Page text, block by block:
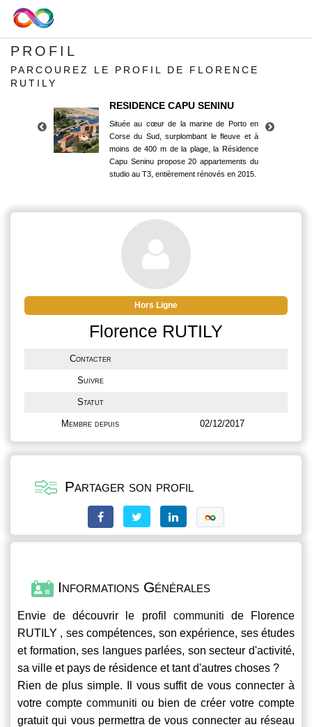
PROFIL
PARCOUREZ LE PROFIL DE FLORENCE
RUTILY
RESIDENCE CAPU SENINU
Située au cœur de la marine de Porto en
Corse du Sud, surplombant le fleuve et à
moins de 400 m de la plage, la Résidence
Capu Seninu propose 20 appartements du
studio au T3, entièrement rénovés en 2015.
Corse du Sud, surplombant le fleuve et à
moins de 400 m de la plage, la Résidence
Capu Seninu propose 20 appartements du
studio au T3, entièrement rénovés en 2015.
Hors Ligne
Florence RUTILY
Contacter
Suivre
Statut
Membre depuis 02/12/2017
Partager son profil
Informations Générales
Envie de découvrir le profil communiti de Florence
RUTILY , ses compétences, son expérience, ses études
et formation, ses langues parlées, son secteur d'activité,
sa ville et pays de résidence et tant d'autres choses ?
Rien de plus simple. Il vous suffit de vous connecter à
votre compte communiti ou bien de créer votre compte
gratuit qui vous permettra de vous connecter au réseau